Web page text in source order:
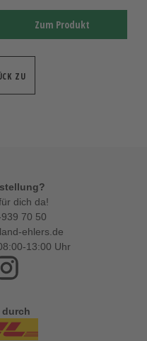
Zum Produkt
ZU
dich da!
70 50
ehlers.de
13:00 Uhr